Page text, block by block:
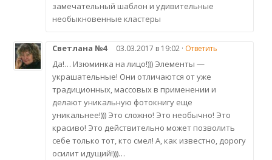
замечательный шаблон и удивительные
необыкновенные кластеры
Светлана №4 03.03.2017 в 19:02 · Ответить
Да!… Изюминка на лицо!))) Элементы —
украшательные! Они отличаются от уже
традиционных, массовых в применении и
делают уникальную фотокнигу еще
уникальнее!))) Это сложно! Это необычно! Это
красиво! Это действительно может позволить
себе только тот, кто смел! А, как известно, дорогу
осилит идущий!)))…